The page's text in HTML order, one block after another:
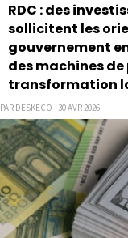
RDC : des
sollicitent les
gouvernement
des machines
transformation
PAR DESKECO - 30 AVR 2026